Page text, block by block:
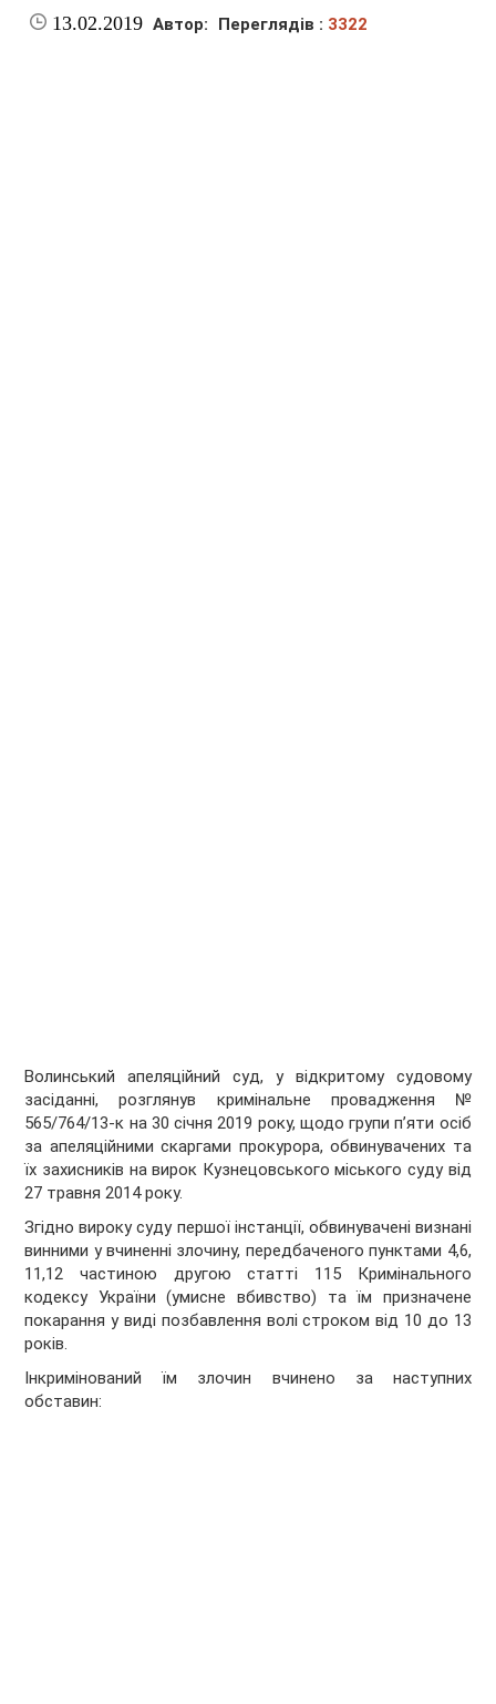
13.02.2019 Автор: Переглядів : 3322
Волинський апеляційний суд, у відкритому судовому
засіданні, розглянув кримінальне провадження №
565/764/13-к на 30 січня 2019 року, щодо групи п’яти осіб
за апеляційними скаргами прокурора, обвинувачених та
їх захисників на вирок Кузнецовського міського суду від
27 травня 2014 року.
Згідно вироку суду першої інстанції, обвинувачені визнані
винними у вчиненні злочину, передбаченого пунктами 4,6,
11,12 частиною другою статті 115 Кримінального
кодексу України (умисне вбивство) та їм призначене
покарання у виді позбавлення волі строком від 10 до 13
років.
Інкримінований їм злочин вчинено за наступних
обставин: